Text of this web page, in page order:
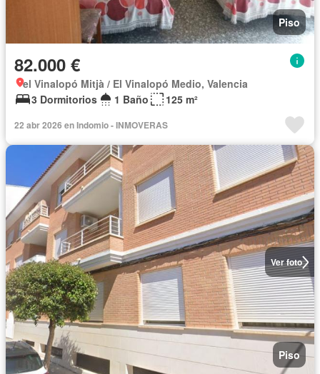
Piso
82.000 €
el Vinalopó Mitjà / El Vinalopó Medio, Valencia
3 Dormitorios
1 Baño 125 m²
22 abr 2026 en Indomio - INMOVERAS
Ver foto
Piso